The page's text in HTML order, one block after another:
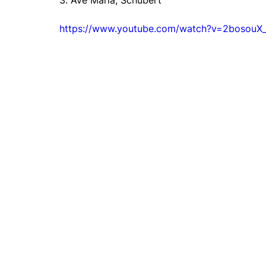
https://www.youtube.com/